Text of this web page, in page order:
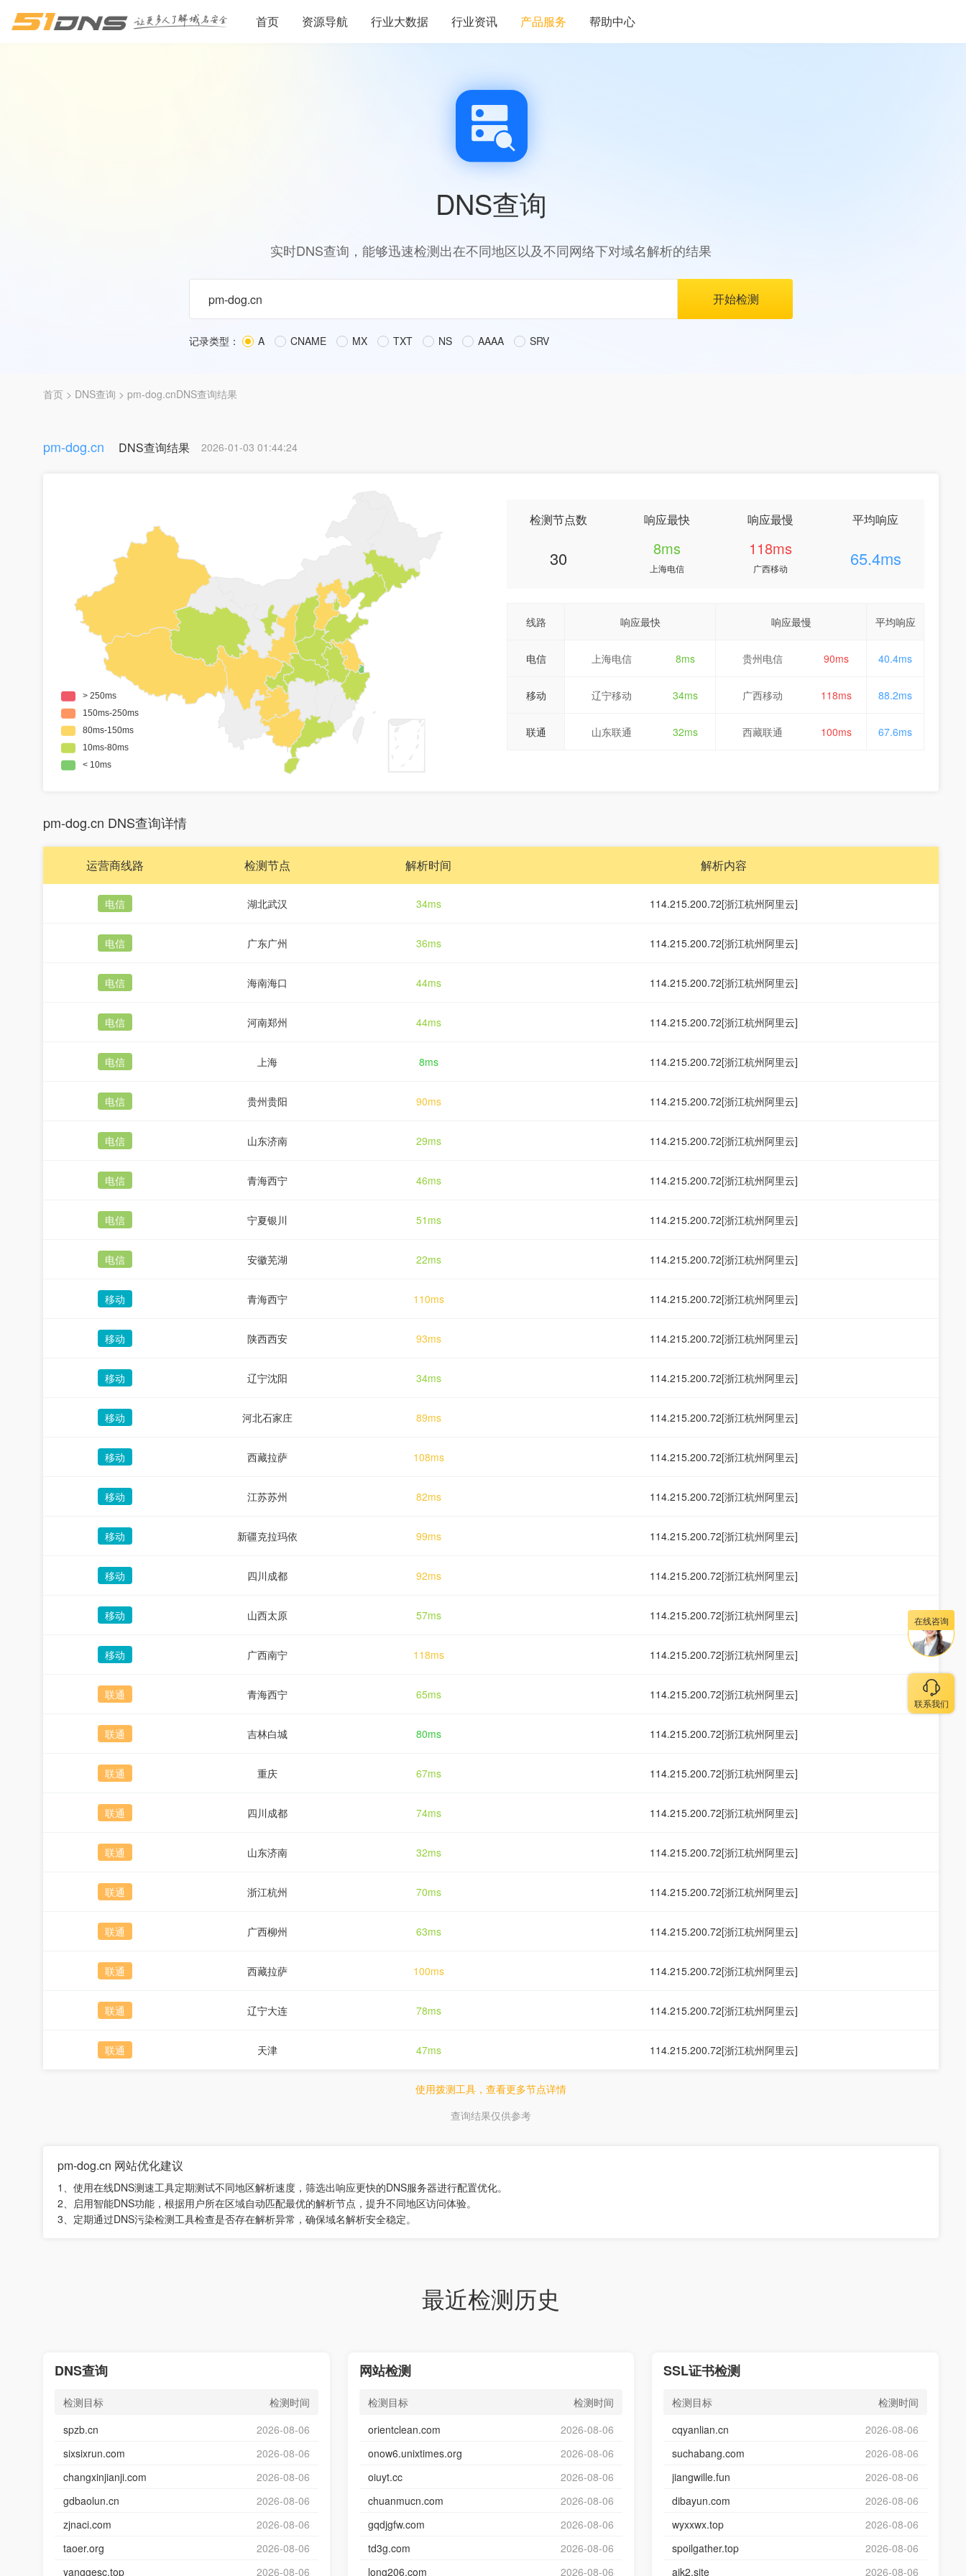
首页 资源导航 行业大数据 行业资讯 产品服务 帮助中心
DNS查询
实时DNS查询，能够迅速检测出在不同地区以及不同网络下对域名解析的结果
记录类型： A CNAME MX TXT NS AAAA SRV
首页 > DNS查询 > pm-dog.cnDNS查询结果
pm-dog.cn DNS查询结果 2026-01-03 01:44:24
检测节点数
30
响应最快
8ms
上海电信
响应最慢
118ms
广西移动
平均响应
65.4ms
线路 响应最快 响应最慢 平均响应
电信 上海电信 8ms 贵州电信 90ms 40.4ms
移动 辽宁移动 34ms 广西移动 118ms 88.2ms
联通 山东联通 32ms 西藏联通 100ms 67.6ms
pm-dog.cn DNS查询详情
运营商线路 检测节点 解析时间 解析内容
电信 湖北武汉 34ms 114.215.200.72[浙江杭州阿里云]
电信 广东广州 36ms 114.215.200.72[浙江杭州阿里云]
电信 海南海口 44ms 114.215.200.72[浙江杭州阿里云]
电信 河南郑州 44ms 114.215.200.72[浙江杭州阿里云]
电信 上海 8ms 114.215.200.72[浙江杭州阿里云]
电信 贵州贵阳 90ms 114.215.200.72[浙江杭州阿里云]
电信 山东济南 29ms 114.215.200.72[浙江杭州阿里云]
电信 青海西宁 46ms 114.215.200.72[浙江杭州阿里云]
电信 宁夏银川 51ms 114.215.200.72[浙江杭州阿里云]
电信 安徽芜湖 22ms 114.215.200.72[浙江杭州阿里云]
移动 青海西宁 110ms 114.215.200.72[浙江杭州阿里云]
移动 陕西西安 93ms 114.215.200.72[浙江杭州阿里云]
移动 辽宁沈阳 34ms 114.215.200.72[浙江杭州阿里云]
移动 河北石家庄 89ms 114.215.200.72[浙江杭州阿里云]
移动 西藏拉萨 108ms 114.215.200.72[浙江杭州阿里云]
移动 江苏苏州 82ms 114.215.200.72[浙江杭州阿里云]
移动 新疆克拉玛依 99ms 114.215.200.72[浙江杭州阿里云]
移动 四川成都 92ms 114.215.200.72[浙江杭州阿里云]
移动 山西太原 57ms 114.215.200.72[浙江杭州阿里云]
移动 广西南宁 118ms 114.215.200.72[浙江杭州阿里云]
联通 青海西宁 65ms 114.215.200.72[浙江杭州阿里云]
联通 吉林白城 80ms 114.215.200.72[浙江杭州阿里云]
联通 重庆 67ms 114.215.200.72[浙江杭州阿里云]
联通 四川成都 74ms 114.215.200.72[浙江杭州阿里云]
联通 山东济南 32ms 114.215.200.72[浙江杭州阿里云]
联通 浙江杭州 70ms 114.215.200.72[浙江杭州阿里云]
联通 广西柳州 63ms 114.215.200.72[浙江杭州阿里云]
联通 西藏拉萨 100ms 114.215.200.72[浙江杭州阿里云]
联通 辽宁大连 78ms 114.215.200.72[浙江杭州阿里云]
联通 天津 47ms 114.215.200.72[浙江杭州阿里云]
使用拨测工具，查看更多节点详情
查询结果仅供参考
pm-dog.cn 网站优化建议
1、使用在线DNS测速工具定期测试不同地区解析速度，筛选出响应更快的DNS服务器进行配置优化。
2、启用智能DNS功能，根据用户所在区域自动匹配最优的解析节点，提升不同地区访问体验。
3、定期通过DNS污染检测工具检查是否存在解析异常，确保域名解析安全稳定。
最近检测历史
DNS查询
检测目标
检测时间
spzb.cn
2026-08-06
sixsixrun.com
2026-08-06
changxinjianji.com
2026-08-06
gdbaolun.cn
2026-08-06
zjnaci.com
2026-08-06
taoer.org
2026-08-06
yanggesc.top
2026-08-06
网站检测
检测目标
检测时间
orientclean.com
2026-08-06
onow6.unixtimes.org
2026-08-06
oiuyt.cc
2026-08-06
chuanmucn.com
2026-08-06
gqdjgfw.com
2026-08-06
td3g.com
2026-08-06
long206.com
2026-08-06
SSL证书检测
检测目标
检测时间
cqyanlian.cn
2026-08-06
suchabang.com
2026-08-06
jiangwille.fun
2026-08-06
dibayun.com
2026-08-06
wyxxwx.top
2026-08-06
spoilgather.top
2026-08-06
aik2.site
2026-08-06
在线咨询
联系我们